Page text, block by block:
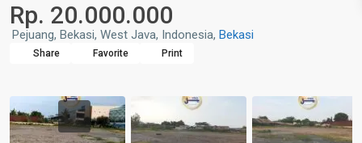
Rp. 20.000.000
Pejuang, Bekasi, West Java, Indonesia, Bekasi
Share Favorite Print